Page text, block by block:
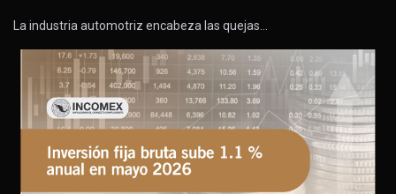
La industria automotriz encabeza las quejas…